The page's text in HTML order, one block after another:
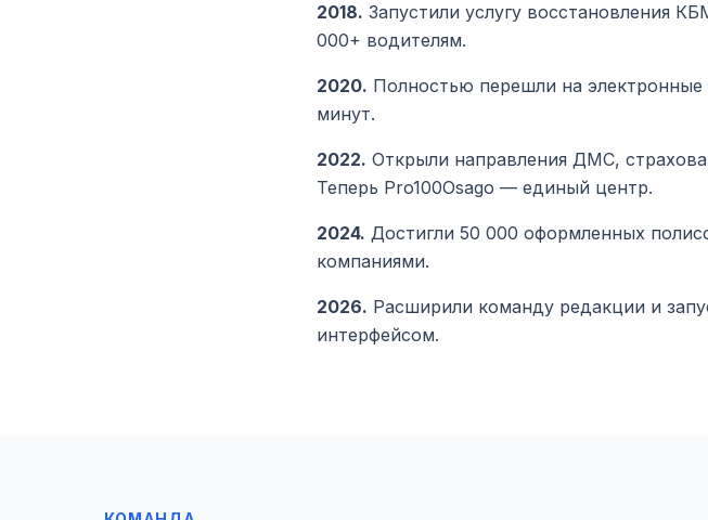
2018. Запустили услугу восстановления
000+ водителям.
2020. Полностью перешли на
минут.
2022. Открыли направления ДМС,
Теперь Pro100Osago — единый центр.
2024. Достигли 50 000 оформленных
компаниями.
2026. Расширили команду редакции и
интерфейсом.